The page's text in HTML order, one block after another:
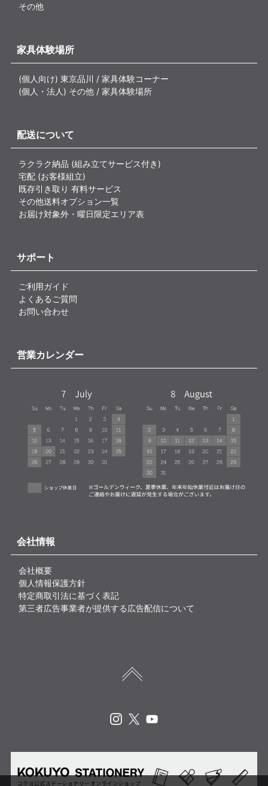
その他
家具体験場所
(個人向け) 東京品川 / 家具体験コーナー
(個人・法人) その他 / 家具体験場所
配送について
ラクラク納品 (組み立てサービス付き)
宅配 (お客様組立)
既存引き取り 有料サービス
その他送料オプション一覧
お届け対象外・曜日限定エリア表
サポート
ご利用ガイド
よくあるご質問
お問い合わせ
営業カレンダー
会社情報
会社概要
個人情報保護方針
特定商取引法に基づく表記
第三者広告事業者が提供する広告配信について